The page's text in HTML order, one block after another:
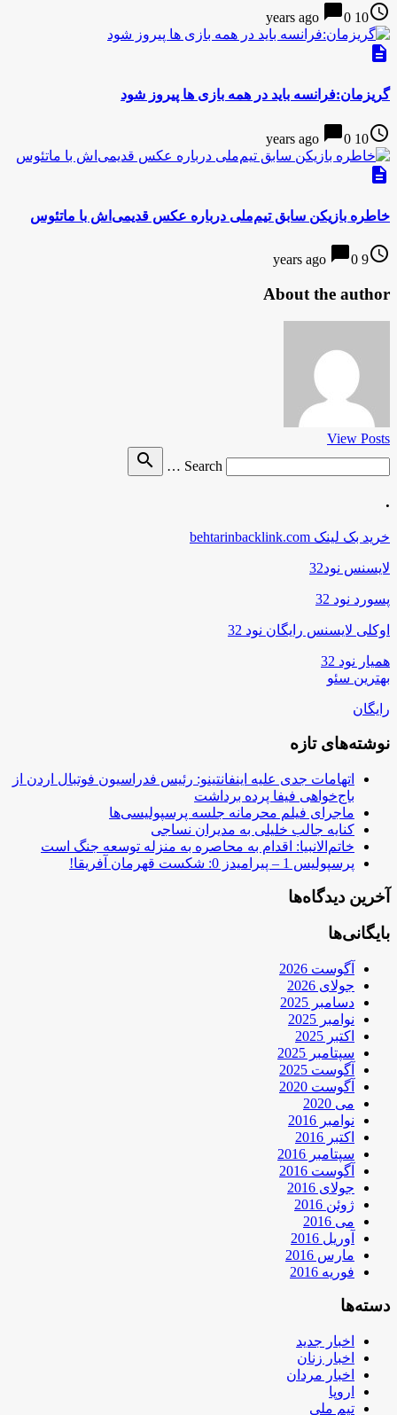
access_time
10 years ago
chat_bubble0
description
گریزمان:فرانسه باید در همه بازی ها پیروز شود
access_time
10 years ago
chat_bubble0
description
خاطره بازیکن سابق تیم‌ملی درباره عکس قدیمی‌اش با ماتئوس
access_time
9 years ago
chat_bubble0
About the author
View Posts
Search …
search
.
خرید بک لینک behtarinbacklink.com
لایسنس نود32
پسورد نود 32
اوکلی لایسنس رایگان نود 32
همیار نود 32
بهترین سئو
رایگان
نوشته‌های تازه
اتهامات جدی علیه اینفانتینو: رئیس فدراسیون فوتبال اردن از
باج‌خواهی فیفا پرده برداشت
ماجرای فیلم محرمانه جلسه پرسپولیسی‌ها
کنایه جالب خلیلی به مدیران نساجی
خاتم‌الانبیا: اقدام به محاصره به منزله توسعه جنگ است
پرسپولیس 1 – پیرامیدز 0: شکست قهرمان آفریقا!
آخرین دیدگاه‌ها
بایگانی‌ها
آگوست 2026
جولای 2026
دسامبر 2025
نوامبر 2025
اکتبر 2025
سپتامبر 2025
آگوست 2025
آگوست 2020
می 2020
نوامبر 2016
اکتبر 2016
سپتامبر 2016
آگوست 2016
جولای 2016
ژوئن 2016
می 2016
آوریل 2016
مارس 2016
فوریه 2016
دسته‌ها
اخبار جدید
اخبار زنان
اخبار مردان
اروپا
تیم ملی